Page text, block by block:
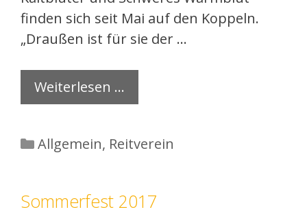
finden sich seit Mai auf den Koppeln.
„Draußen ist für sie der …
Weiterlesen …
Kategorien
Allgemein, Reitverein
Sommerfest 2017